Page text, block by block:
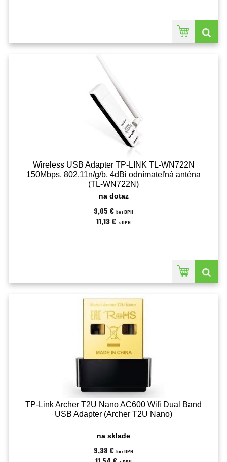
Wireless USB Adapter TP-LINK TL-WN722N
150Mbps, 802.11n/g/b, 4dBi odnímateľná anténa
(TL-WN722N)
na dotaz
9,05 € bez DPH
11,13 € s DPH
TP-Link Archer T2U Nano AC600 Wifi Dual Band
USB Adapter (Archer T2U Nano)
na sklade
9,38 € bez DPH